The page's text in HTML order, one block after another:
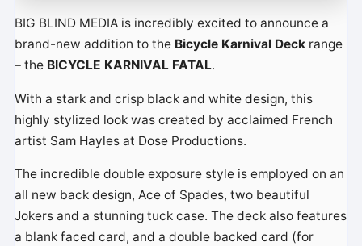
BIG BLIND MEDIA is incredibly excited to announce a
brand-new addition to the Bicycle Karnival Deck range
– the BICYCLE KARNIVAL FATAL.
With a stark and crisp black and white design, this
highly stylized look was created by acclaimed French
artist Sam Hayles at Dose Productions.
The incredible double exposure style is employed on an
all new back design, Ace of Spades, two beautiful
Jokers and a stunning tuck case. The deck also features
a blank faced card, and a double backed card (for